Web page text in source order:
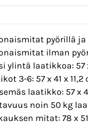
pyörillä ja
ilman
ylintä laatikkoa: 57
3-6: 57 x 41 x 11,2
laatikko: 57 x
noin 50 kg
mitat: 78 x